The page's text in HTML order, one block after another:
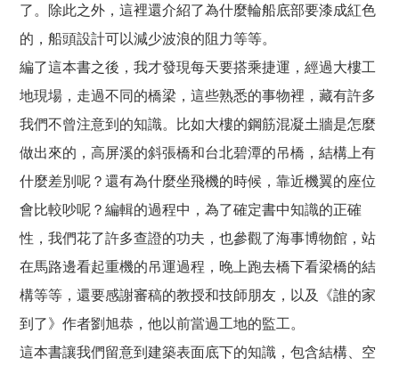
了。除此之外，這裡還介紹了為什麼輪船底部要漆成紅色
的，船頭設計可以減少波浪的阻力等等。
編了這本書之後，我才發現每天要搭乘捷運，經過大樓工
地現場，走過不同的橋梁，這些熟悉的事物裡，藏有許多
我們不曾注意到的知識。比如大樓的鋼筋混凝土牆是怎麼
做出來的，高屏溪的斜張橋和台北碧潭的吊橋，結構上有
什麼差別呢？還有為什麼坐飛機的時候，靠近機翼的座位
會比較吵呢？編輯的過程中，為了確定書中知識的正確
性，我們花了許多查證的功夫，也參觀了海事博物館，站
在馬路邊看起重機的吊運過程，晚上跑去橋下看梁橋的結
構等等，還要感謝審稿的教授和技師朋友，以及《誰的家
到了》作者劉旭恭，他以前當過工地的監工。
這本書讓我們留意到建築表面底下的知識，包含結構、空